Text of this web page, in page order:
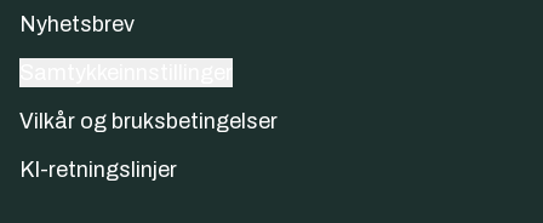
Nyhetsbrev
Vilkår og bruksbetingelser
KI-retningslinjer